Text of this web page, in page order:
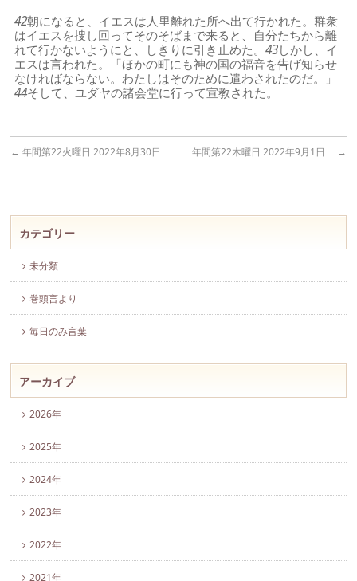
42朝になると、イエスは人里離れた所へ出て行かれた。群衆
はイエスを捜し回ってそのそばまで来ると、自分たちから離
れて行かないようにと、しきりに引き止めた。43しかし、イ
エスは言われた。「ほかの町にも神の国の福音を告げ知らせ
なければならない。わたしはそのために遣わされたのだ。」
44そして、ユダヤの諸会堂に行って宣教された。
← 年間第22火曜日 2022年8月30日 年間第22木曜日 2022年9月1日 →
カテゴリー
未分類
巻頭言より
毎日のみ言葉
アーカイブ
2026年
2025年
2024年
2023年
2022年
2021年